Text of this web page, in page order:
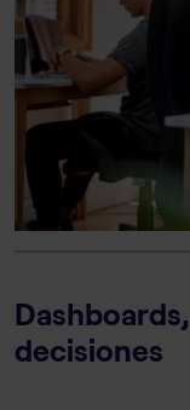
decisiones